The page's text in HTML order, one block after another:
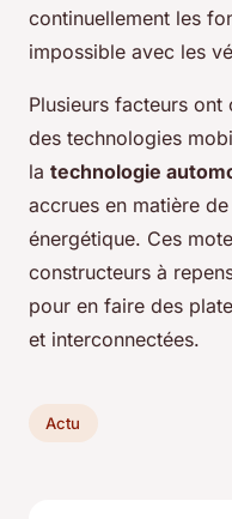
continuellement les
impossible avec les
Plusieurs facteurs ont
des technologies
la technologie
accrues en matière
énergétique. Ces
constructeurs à
pour en faire des
et interconnectées.
Actu